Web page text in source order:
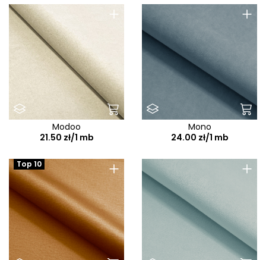
+
Modoo
21.50 zł/1 mb
+
Mono
24.00 zł/1 mb
+
Top 10 +